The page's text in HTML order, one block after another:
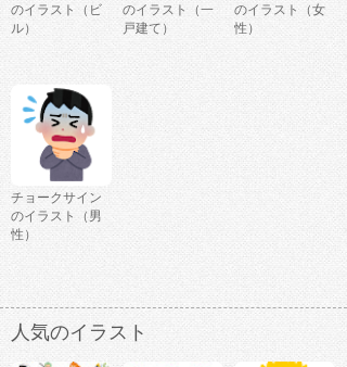
のイラスト（ビ
ル）
のイラスト（一
戸建て）
のイラスト（女
性）
チョークサイン
のイラスト（男
性）
人気のイラスト